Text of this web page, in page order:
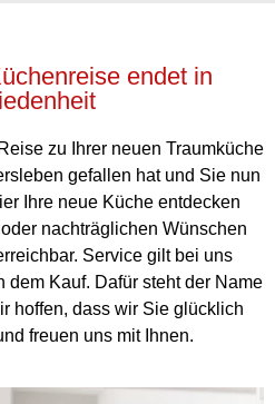
endet in
zu Ihrer neuen Traumküche
gefallen hat und Sie nun
Ihre neue Küche entdecken
nachträglichen Wünschen
Service gilt bei uns
dem Kauf. Dafür steht der Name
hoffen, dass wir Sie glücklich
freuen uns mit Ihnen.